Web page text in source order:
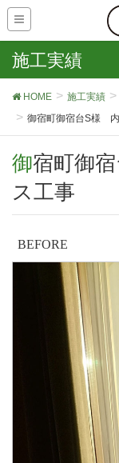
施工実績
HOME 施工実績
御宿町御宿台S様
御宿町御宿台S様 内窓・インプラ
ス工事
BEFORE